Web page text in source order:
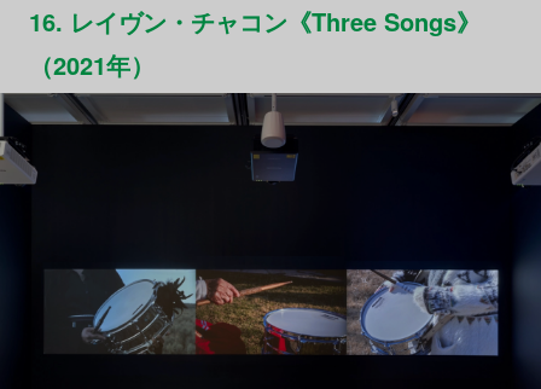
16. レイヴン・チャコン《Three Songs》
（2021年）